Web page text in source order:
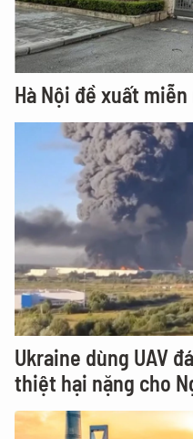
Hà Nội đề xuất miễn
Ukraine dùng UAV
thiệt hại nặng cho